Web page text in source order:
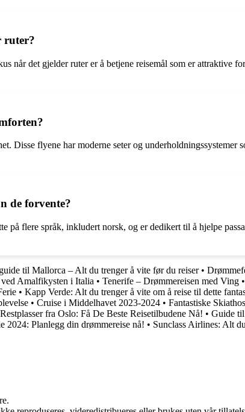
ruter?
det gjelder ruter er å betjene reisemål som er attraktive
flyene har moderne seter og underholdningssystemer
de forvente?
på flere språk, inkludert norsk, og er dedikert til å hjelpe
til Mallorca – Alt du trenger å vite før du reiser•
Amalfikysten i Italia • Tenerife – Drømmereisen med Ving •
• Kapp Verde: Alt du trenger å vite om å reise til dette
• Cruise i Middelhavet 2023-2024 • Fantastiske
fra Oslo: Få De Beste Reisetilbudene Nå! • Guide
2024: Planlegg din drømmereise nå! • Sunclass Airlines: Alt